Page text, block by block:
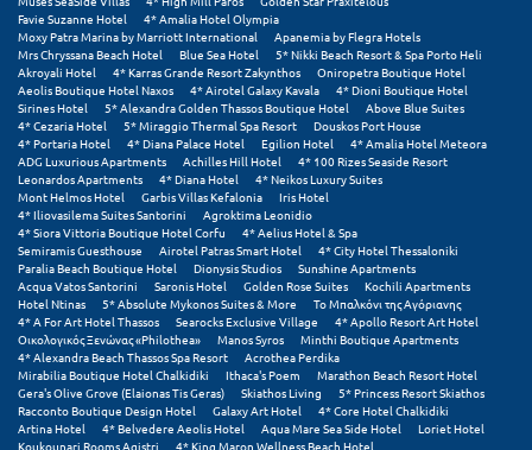
Λίμνη Πλαστήρα
Λιτόχωρο
Λουτρά Πόζαρ
Λουτρά Υπάτης
Λουτράκι
Λούτσα
Μ
Μάνη
Μαραθώνας Αττικής
Μαρώνεια
Favie Suzanne Hotel
4* Amalia Hotel Olympia
Moxy Patra Marina by Marriott International
Apanemia by Flegra Hotels
Mrs Chryssana Beach Hotel
Blue Sea Hotel
5* Nikki Beach Resort & Spa Porto Heli
Akroyali Hotel
4* Karras Grande Resort Zakynthos
Oniropetra Boutique Hotel
Aeolis Boutique Hotel Naxos
4* Airotel Galaxy Kavala
4* Dioni Boutique Hotel
Sirines Hotel
5* Alexandra Golden Thassos Boutique Hotel
Above Blue Suites
4* Cezaria Hotel
5* Miraggio Thermal Spa Resort
Douskos Port House
4* Portaria Hotel
4* Diana Palace Hotel Egilion Hotel
4* Amalia Hotel Meteora
ADG Luxurious Apartments
Achilles Hill Hotel
4* 100 Rizes Seaside Resort
Leonardos Apartments
4* Diana Hotel
4* Neikos Luxury Suites
Mont Helmos Hotel
Garbis Villas Kefalonia
Iris Hotel
4* Iliovasilema Suites Santorini
Agroktima Leonidio
4* Siora Vittoria Boutique Hotel Corfu
4* Aelius Hotel & Spa
Semiramis Guesthouse
Airotel Patras Smart Hotel
4* City Hotel Thessaloniki
Paralia Beach Boutique Hotel
Dionysis Studios
Sunshine Apartments
Acqua Vatos Santorini
Saronis Hotel Golden Rose Suites
Kochili Apartments
Hotel Ntinas
5* Absolute Mykonos Suites & More
Το Μπαλκόνι της Αγόριανης
4* A For Art Hotel Thassos
Searocks Exclusive Village
4* Apollo Resort Art Hotel
Οικολογικός Ξενώνας «Philothea»
Manos Syros
Minthi Boutique Apartments
4* Alexandra Beach Thassos Spa Resort
Acrothea Perdika
Mirabilia Boutique Hotel Chalkidiki
Ithaca's Poem
Marathon Beach Resort Hotel
Gera's Olive Grove (Elaionas Tis Geras)
Skiathos Living
5* Princess Resort Skiathos
Racconto Boutique Design Hotel
Galaxy Art Hotel
4* Core Hotel Chalkidiki
Artina Hotel
4* Belvedere Aeolis Hotel Aqua Mare Sea Side Hotel
Loriet Hotel
Koukounari Rooms Agistri
4* King Maron Wellness Beach Hotel